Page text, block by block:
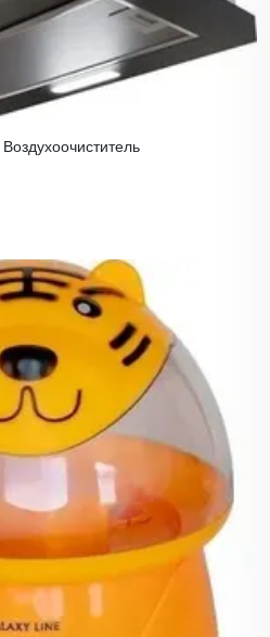
LEX HONVER 500 WHITE Воздухоочиститель